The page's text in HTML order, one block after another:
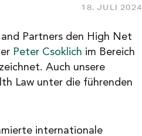
18. JULI 2024
Partners den High Net
Peter Csoklich im Bereich
Auch unsere
Law unter die führenden
internationale